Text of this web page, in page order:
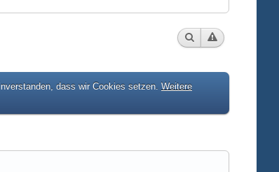
dass wir Cookies setzen. Weitere